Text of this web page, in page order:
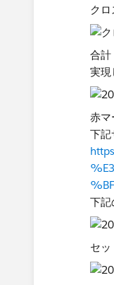
クロ
合計
実現
赤マ
下記
下記
セ